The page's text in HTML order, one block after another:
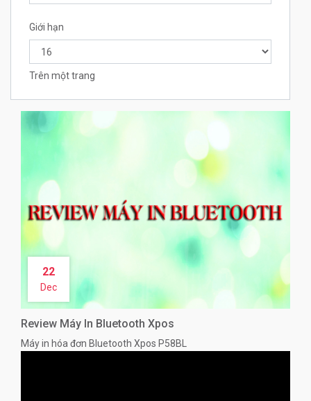
Giới hạn
Trên một trang
22
Dec
Review Máy In Bluetooth Xpos
Máy in hóa đơn Bluetooth Xpos P58BL